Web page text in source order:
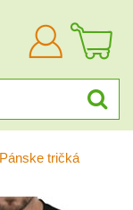
Prihlásiť
sa
Pánske tričká